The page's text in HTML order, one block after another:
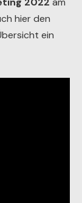
hier den
ein